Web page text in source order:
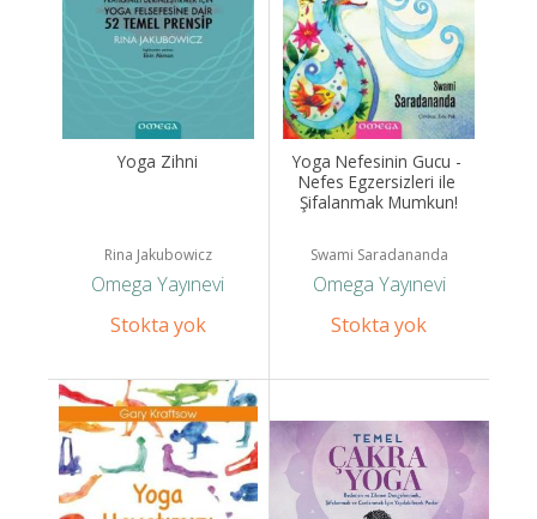
Yoga Zihni
Rina Jakubowicz
Omega Yayınevi
Stokta yok
Yoga Nefesinin Gucu -
Nefes Egzersizleri ile
Şifalanmak Mumkun!
Swami Saradananda
Omega Yayınevi
Stokta yok